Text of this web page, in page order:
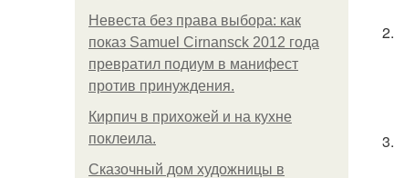
Невеста без права выбора: как
показ Samuel Cirnansck 2012 года
превратил подиум в манифест
против принуждения.
Кирпич в прихожей и на кухне
поклеила.
Сказочный дом художницы в